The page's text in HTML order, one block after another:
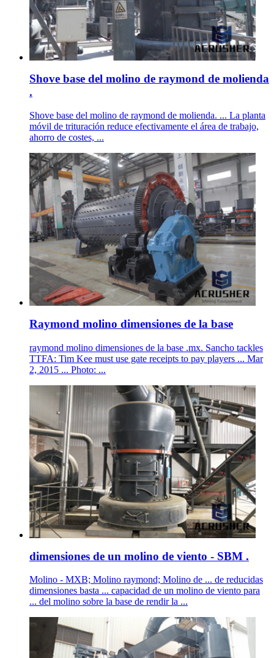
Shove base del molino de raymond de molienda
.
Shove base del molino de raymond de molienda. ... La planta
móvil de trituración reduce efectivamente el área de trabajo,
ahorro de costes, ...
Raymond molino dimensiones de la base
raymond molino dimensiones de la base .mx. Sancho tackles
TTFA: Tim Kee must use gate receipts to pay players ... Mar
2, 2015 ... Photo: ...
dimensiones de un molino de viento - SBM .
Molino - MXB; Molino raymond; Molino de ... de reducidas
dimensiones basta ... capacidad de un molino de viento para
... del molino sobre la base de rendir la ...